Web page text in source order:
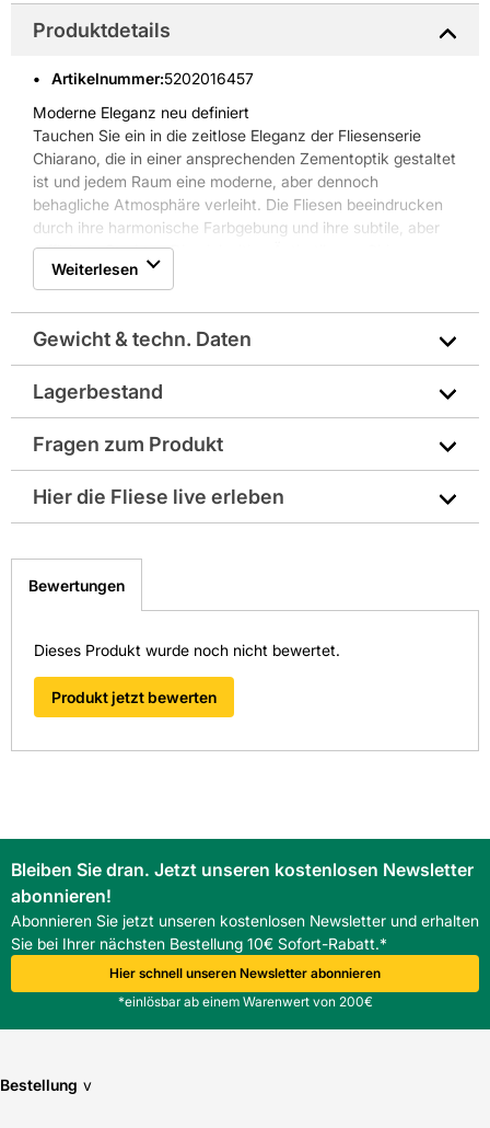
Produktdetails
Artikelnummer:5202016457
Moderne Eleganz neu definiert
Tauchen Sie ein in die zeitlose Eleganz der Fliesenserie
Chiarano, die in einer ansprechenden Zementoptik gestaltet
ist und jedem Raum eine moderne, aber dennoch
behagliche Atmosphäre verleiht. Die Fliesen beeindrucken
durch ihre harmonische Farbgebung und ihre subtile, aber
raffinierte Struktur. Die vielseitige Ästhetik von Chiarano
ermöglicht unzählige Gestaltungsmöglichkeiten.
Kombinieren Sie sie mit natürlichen Holzelementen für ein
warmes, organisches Ambiente oder mit metallischen
Akzenten für einen coolen, industriellen Look. Ihre robuste
Beschaffenheit und die einfache Pflege machen sie zudem
besonders praktisch und langlebig.
Weiterlesen
Gewicht & techn. Daten
Art: Uni
Farbe: braun
Format: 60 x 120 cm
Format Text: xl
Frostbeständig: Ja
Oberfläche: matt
Rektifizierung: Ja
Stärke: 9
Trittsicherheit: R10/B
Verwendung Boden: Ja
Verwendung Wand: Nein
Lagerbestand
Fragen zum Produkt
Sie haben Fragen zu diesem Produkt? Nutzen Sie den
schnellstmöglich bearbeiten.
> Fragen zum Produkt
Hier die Fliese live erleben
Sie ausgestellt:
Fliesen-Kemmler Horb
Fliesen-Kemmler Metzingen
Fliesen-Kemmler Münsingen
Fliesen-Kemmler Stuttgart-Wangen
Ort. Finden Sie hier Ihre nächste Kemmler
Fliesenausstellung.
> Zu unseren Niederlassungen
Bewertungen
Dieses Produkt wurde noch nicht bewertet.
Produkt jetzt bewerten
Bleiben Sie dran. Jetzt unseren kostenlosen Newsletter
abonnieren!
Abonnieren Sie jetzt unseren kostenlosen Newsletter und erhalten
Sie bei Ihrer nächsten Bestellung 10€ Sofort-Rabatt.*
Hier schnell unseren Newsletter abonnieren
*einlösbar ab einem Warenwert von 200€
Bestellung v